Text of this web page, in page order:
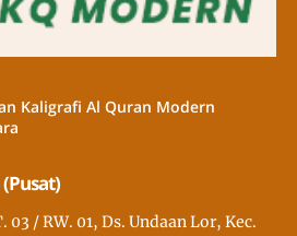
Kaligrafi Al Quran Modern
03 / RW. 01, Ds. Undaan Lor, Kec.